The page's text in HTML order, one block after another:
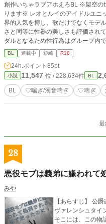
創作いちゃラブアホえろBL ※架空の世界ですので現実とは異なり倫理観も異な
ります※ レオとルイのアイドルユニット「SQUIRTING」はデビュー3年目で世
界的人気を博し、歌だけでなくモデ
さと同等に性器の美しさも評価され
ダルとなるため性行為はグループ内
み込で楽しんでいる。前も後ろも使えるアイドルが
5歳。 クォーターで色素の薄い髪と
麗な風貌をしている事からファンか
ケチンランキング」で1位を獲得し、
昨年出版した自身初の「縦割れアナル写真集
cm、22歳。 黒髪にキリッとした眉
レオにいつもびったりくっついてい
る。ペニスが大きいがレオしか知らない。 ファンの総称は「平民」
BL 連載中 短編 R18
24h.ポイント 85pt
小説 11,547 位 / 228,634件 BL
BL ♡喘ぎ/濁音喘ぎ ♡喘ぎ
28
悪役モブは義弟に嫌われて
みや
【あらすじ】 公
ヴァレンシュタイ
そこには、この物